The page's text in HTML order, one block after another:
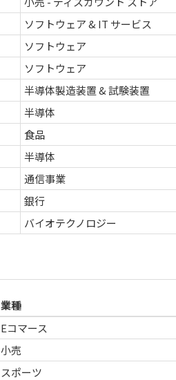
ソフトウェア & IT サービス
ソフトウェア
ソフトウェア
半導体製造装置 & 試験装置
半導体
食品
半導体
通信事業
銀行
バイオテクノロジー
業種
Eコマース
小売
スポーツ